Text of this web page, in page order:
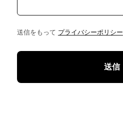
送信をもって プライバシーポリシー